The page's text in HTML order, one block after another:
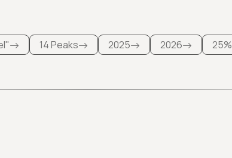
14 Peaks 2025 2026
25%